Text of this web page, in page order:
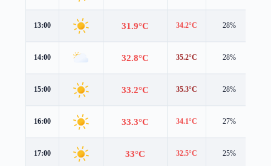
13:00 31.9°C 34.2°C 28%
14:00 32.8°C 35.2°C 28%
15:00 33.2°C 35.3°C 28%
16:00 33.3°C 34.1°C 27%
17:00 33°C 32.5°C 25%